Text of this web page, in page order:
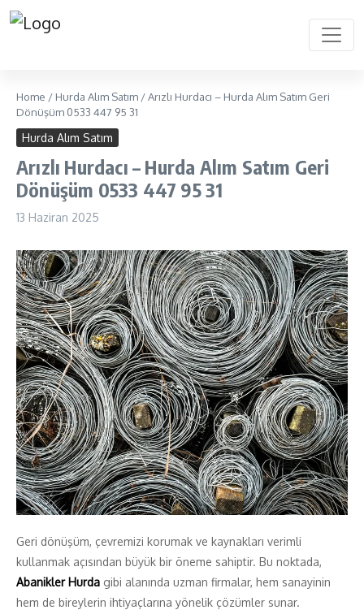
Home / Hurda Alım Satım /Arızlı Hurdacı – Hurda Alım Satım Geri
Dönüşüm 0533 447 95 31
Hurda Alım Satım
Arızlı Hurdacı – Hurda Alım Satım Geri
Dönüşüm 0533 447 95 31
13 Haziran 2025
Geri dönüşüm, çevremizi korumak ve kaynakları verimli
kullanmak açısından büyük bir öneme sahiptir. Bu noktada,
Abanikler Hurda gibi alanında uzman firmalar, hem sanayinin
hem de bireylerin ihtiyaçlarına yönelik çözümler sunar.